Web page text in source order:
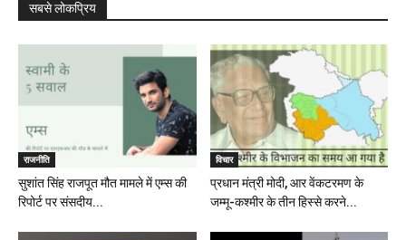
सबसे लोकप्रिय
राजनीति
सुशांत सिंह राजपूत मौत मामले में एम्स की
रिपोर्ट पर संसदीय...
विचार
प्रधान मंत्री मोदी, आर वेंकटरमण के
जम्मू-कश्मीर के तीन हिस्से करने...